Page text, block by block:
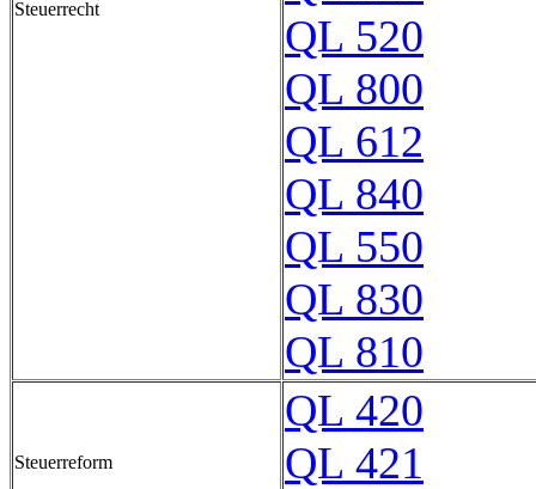
Steuerrecht
QL 520
QL 800
QL 612
QL 840
QL 550
QL 830
QL 810
Steuerreform
QL 420
QL 421